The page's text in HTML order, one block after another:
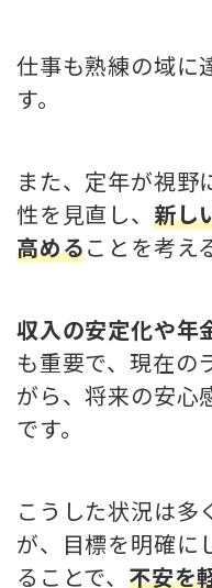
仕事も熟練の域に
す。
また、定年が視野
性を見直し、 新し
高めることを考え
収入の安定化や年
も重要で、現在の
がら、将来の安心
です。
こうした状況は多
が、目標を明確に
ることで、 不安を